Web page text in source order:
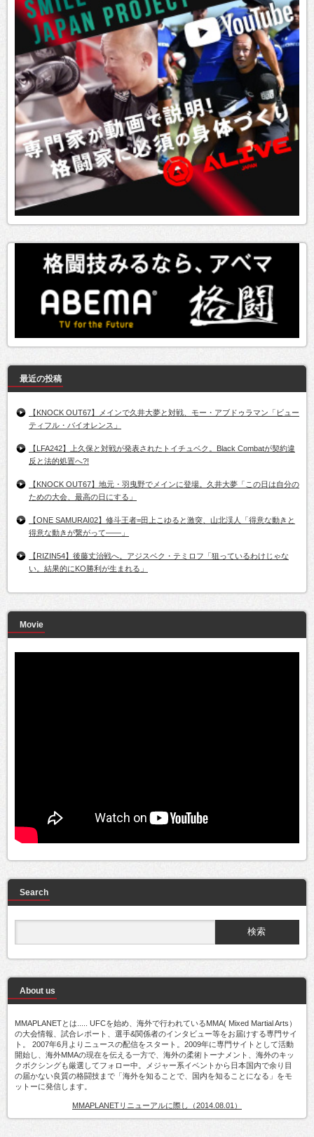
最近の投稿
【KNOCK OUT67】メインで久井大夢と対戦、モー・アブドゥラマン「ビュー
ティフル・バイオレンス」
【LFA242】上久保と対戦が発表されたトイチュベク。Black Combatが契約違
反と法的処置へ?!
【KNOCK OUT67】地元・羽曳野でメインに登場。久井大夢「この日は自分の
ための大会、最高の日にする」
【ONE SAMURAI02】修斗王者=田上こゆると激突、山北渓人「得意な動きと
得意な動きが繋がって――」
【RIZIN54】後藤丈治戦へ。アジスベク・テミロフ「狙っているわけじゃな
い。結果的にKO勝利が生まれる」
Movie
Search
About us
MMAPLANETとは..... UFCを始め、海外で行われているMMA( Mixed Martial Arts）
の大会情報、試合レポート、選手&関係者のインタビュー等をお届けする専門サイ
ト。 2007年6月よりニュースの配信をスタート。2009年に専門サイトとして活動
開始し、海外MMAの現在を伝える一方で、海外の柔術トーナメント、海外のキッ
クボクシングも厳選してフォロー中。メジャー系イベントから日本国内で余り目
の届かない良質の格闘技まで「海外を知ることで、国内を知ることになる」をモ
ットーに発信します。
MMAPLANETリニューアルに際し（2014.08.01）